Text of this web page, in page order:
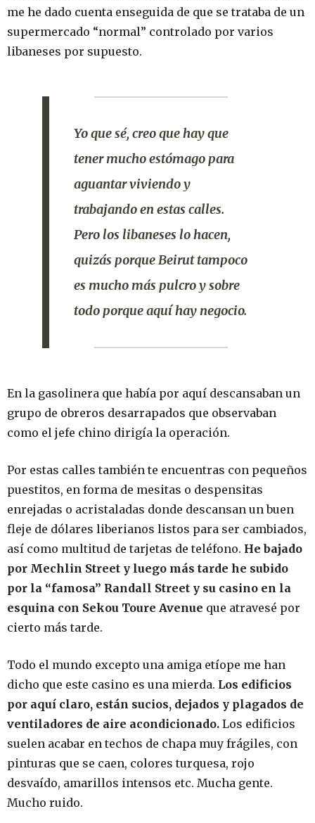
me he dado cuenta enseguida de que se trataba de un
supermercado “normal” controlado por varios
libaneses por supuesto.
Yo que sé, creo que hay que
tener mucho estómago para
aguantar viviendo y
trabajando en estas calles.
Pero los libaneses lo hacen,
quizás porque Beirut tampoco
es mucho más pulcro y sobre
todo porque aquí hay negocio.
En la gasolinera que había por aquí descansaban un
grupo de obreros desarrapados que observaban
como el jefe chino dirigía la operación.
Por estas calles también te encuentras con pequeños
puestitos, en forma de mesitas o despensitas
enrejadas o acristaladas donde descansan un buen
fleje de dólares liberianos listos para ser cambiados,
así como multitud de tarjetas de teléfono. He bajado
por Mechlin Street y luego más tarde he subido
por la “famosa” Randall Street y su casino en la
esquina con Sekou Toure Avenue que atravesé por
cierto más tarde.
Todo el mundo excepto una amiga etíope me han
dicho que este casino es una mierda. Los edificios
por aquí claro, están sucios, dejados y plagados de
ventiladores de aire acondicionado. Los edificios
suelen acabar en techos de chapa muy frágiles, con
pinturas que se caen, colores turquesa, rojo
desvaído, amarillos intensos etc. Mucha gente.
Mucho ruido.